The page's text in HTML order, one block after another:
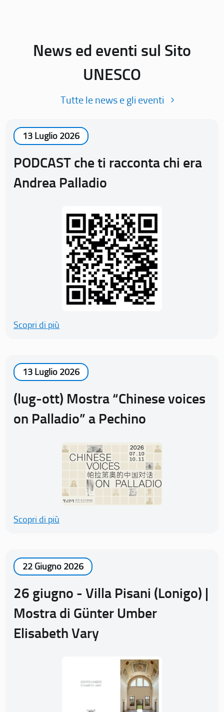
News ed eventi sul Sito
UNESCO
Tutte le news e gli eventi
13 Luglio 2026
PODCAST che ti racconta chi era
Andrea Palladio
Scopri di più
13 Luglio 2026
(lug-ott) Mostra “Chinese voices
on Palladio” a Pechino
Scopri di più
22 Giugno 2026
26 giugno - Villa Pisani (Lonigo) |
Mostra di Günter Umber
Elisabeth Vary